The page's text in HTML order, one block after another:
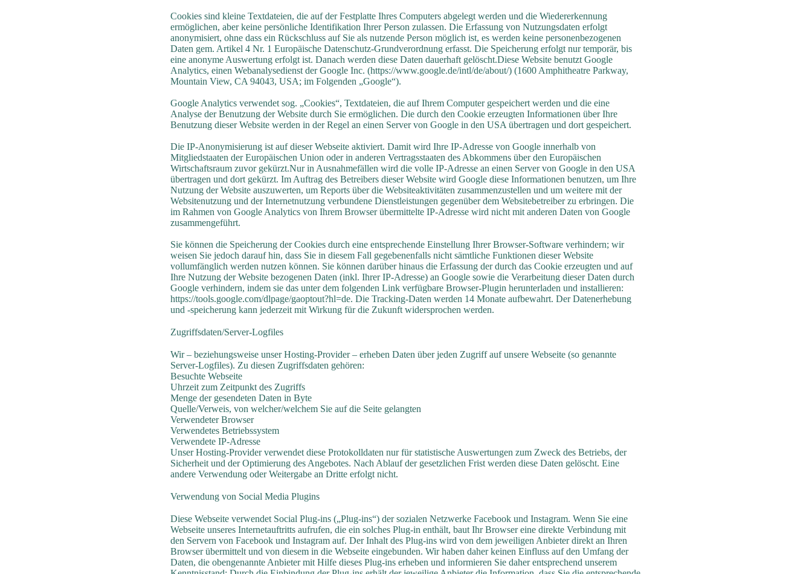
Cookies sind kleine Textdateien, die auf der Festplatte Ihres Computers abgelegt werden und die Wiedererkennung
ermöglichen, aber keine persönliche Identifikation Ihrer Person zulassen. Die Erfassung von Nutzungsdaten erfolgt
anonymisiert, ohne dass ein Rückschluss auf Sie als nutzende Person möglich ist, es werden keine personenbezogenen
Daten gem. Artikel 4 Nr. 1 Europäische Datenschutz-Grundverordnung erfasst. Die Speicherung erfolgt nur temporär, bis
eine anonyme Auswertung erfolgt ist. Danach werden diese Daten dauerhaft gelöscht.Diese Website benutzt Google
Analytics, einen Webanalysedienst der Google Inc. (https://www.google.de/intl/de/about/) (1600 Amphitheatre Parkway,
Mountain View, CA 94043, USA; im Folgenden „Google“).
Google Analytics verwendet sog. „Cookies“, Textdateien, die auf Ihrem Computer gespeichert werden und die eine
Analyse der Benutzung der Website durch Sie ermöglichen. Die durch den Cookie erzeugten Informationen über Ihre
Benutzung dieser Website werden in der Regel an einen Server von Google in den USA übertragen und dort gespeichert.
Die IP-Anonymisierung ist auf dieser Webseite aktiviert. Damit wird Ihre IP-Adresse von Google innerhalb von
Mitgliedstaaten der Europäischen Union oder in anderen Vertragsstaaten des Abkommens über den Europäischen
Wirtschaftsraum zuvor gekürzt.Nur in Ausnahmefällen wird die volle IP-Adresse an einen Server von Google in den USA
übertragen und dort gekürzt. Im Auftrag des Betreibers dieser Website wird Google diese Informationen benutzen, um Ihre
Nutzung der Website auszuwerten, um Reports über die Websiteaktivitäten zusammenzustellen und um weitere mit der
Websitenutzung und der Internetnutzung verbundene Dienstleistungen gegenüber dem Websitebetreiber zu erbringen. Die
im Rahmen von Google Analytics von Ihrem Browser übermittelte IP-Adresse wird nicht mit anderen Daten von Google
zusammengeführt.
Sie können die Speicherung der Cookies durch eine entsprechende Einstellung Ihrer Browser-Software verhindern; wir
weisen Sie jedoch darauf hin, dass Sie in diesem Fall gegebenenfalls nicht sämtliche Funktionen dieser Website
vollumfänglich werden nutzen können. Sie können darüber hinaus die Erfassung der durch das Cookie erzeugten und auf
Ihre Nutzung der Website bezogenen Daten (inkl. Ihrer IP-Adresse) an Google sowie die Verarbeitung dieser Daten durch
Google verhindern, indem sie das unter dem folgenden Link verfügbare Browser-Plugin herunterladen und installieren:
https://tools.google.com/dlpage/gaoptout?hl=de. Die Tracking-Daten werden 14 Monate aufbewahrt. Der Datenerhebung
und -speicherung kann jederzeit mit Wirkung für die Zukunft widersprochen werden.
Zugriffsdaten/Server-Logfiles
Wir – beziehungsweise unser Hosting-Provider – erheben Daten über jeden Zugriff auf unsere Webseite (so genannte
Server-Logfiles). Zu diesen Zugriffsdaten gehören:
Besuchte Webseite
Uhrzeit zum Zeitpunkt des Zugriffs
Menge der gesendeten Daten in Byte
Quelle/Verweis, von welcher/welchem Sie auf die Seite gelangten
Verwendeter Browser
Verwendetes Betriebssystem
Verwendete IP-Adresse
Unser Hosting-Provider verwendet diese Protokolldaten nur für statistische Auswertungen zum Zweck des Betriebs, der
Sicherheit und der Optimierung des Angebotes. Nach Ablauf der gesetzlichen Frist werden diese Daten gelöscht. Eine
andere Verwendung oder Weitergabe an Dritte erfolgt nicht.
Verwendung von Social Media Plugins
Diese Webseite verwendet Social Plug-ins („Plug-ins“) der sozialen Netzwerke Facebook und Instagram. Wenn Sie eine
Webseite unseres Internetauftritts aufrufen, die ein solches Plug-in enthält, baut Ihr Browser eine direkte Verbindung mit
den Servern von Facebook und Instagram auf. Der Inhalt des Plug-ins wird von dem jeweiligen Anbieter direkt an Ihren
Browser übermittelt und von diesem in die Webseite eingebunden. Wir haben daher keinen Einfluss auf den Umfang der
Daten, die obengenannte Anbieter mit Hilfe dieses Plug-ins erheben und informieren Sie daher entsprechend unserem